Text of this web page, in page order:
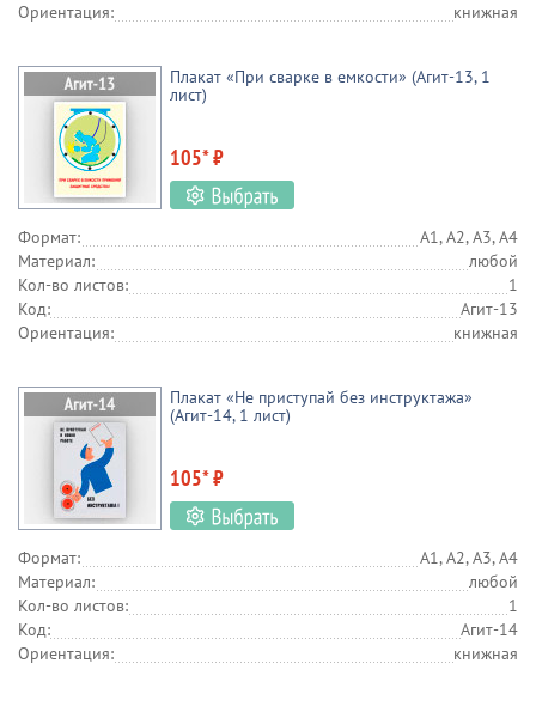
Ориентация:
книжная
Плакат «При сварке в емкости» (Агит-13, 1
лист)
105* ₽
Формат:
А1, А2, А3, А4
Материал:
любой
Кол-во листов:
1
Код:
Агит-13
Ориентация:
книжная
Плакат «Не приступай без инструктажа»
(Агит-14, 1 лист)
105* ₽
Формат:
А1, А2, А3, А4
Материал:
любой
Кол-во листов:
1
Код:
Агит-14
Ориентация:
книжная